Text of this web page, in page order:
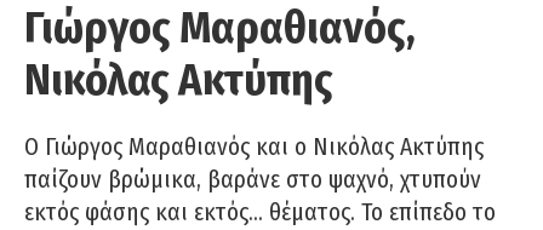
Γιώργος Μαραθιανός,
Νικόλας Ακτύπης
Ο Γιώργος Μαραθιανός και ο Νικόλας Ακτύπης
παίζουν βρώμικα, βαράνε στο ψαχνό, χτυπούν
εκτός φάσης και εκτός… θέματος. Το επίπεδο το